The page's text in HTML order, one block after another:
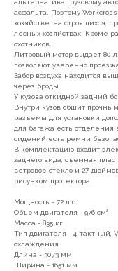
альтернатива грузовому
асфальта. Поэтому
хозяйстве, на строящихся,
лесных хозяйствах. Кроме
охотников.
Литровый мотор выдает 80
позволяют уверенно
Забор воздуха находится
через броды.
У кузова откидной задний
Внутри кузов обшит
разъемы для установки
для багажа есть отделения
сидений есть ремни
В комплектацию входит
заднего вида, съемная
ветровое стекло и 27-
рисунком протектора.
Мощность - 72 л.с.
Объем двигателя - 976 см³
Масса - 835 кг
Тип двигателя - 4-тактный,
охлаждения
Длина - 3073 мм
Ширина - 1651 мм